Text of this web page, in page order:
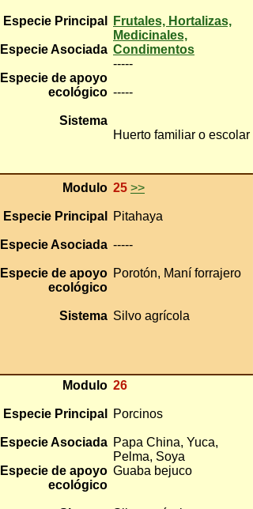
Especie Principal
Especie Asociada
Especie de apoyo
ecológico
Sistema
Frutales, Hortalizas,
Medicinales,
Condimentos
-----
-----
Huerto familiar o escolar
Modulo
Especie Principal
Especie Asociada
Especie de apoyo
ecológico
Sistema
25 >>
Pitahaya
-----
Porotón, Maní forrajero
Silvo agrícola
Modulo
Especie Principal
Especie Asociada
Especie de apoyo
ecológico
26
Porcinos
Papa China, Yuca,
Pelma, Soya
Guaba bejuco